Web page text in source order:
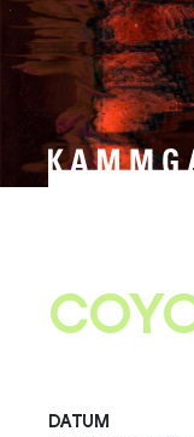
Zum
Inhalt
springen
DATUM